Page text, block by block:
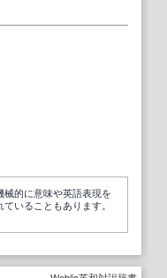
的に意味や英語表現を
いることもあります。